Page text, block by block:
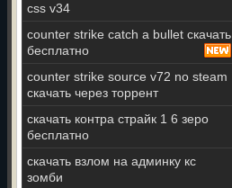
css v34
counter strike catch a bullet скачать
бесплатно
counter strike source v72 no steam
скачать через торрент
скачать контра страйк 1 6 зеро
бесплатно
скачать взлом на админку кс
зомби